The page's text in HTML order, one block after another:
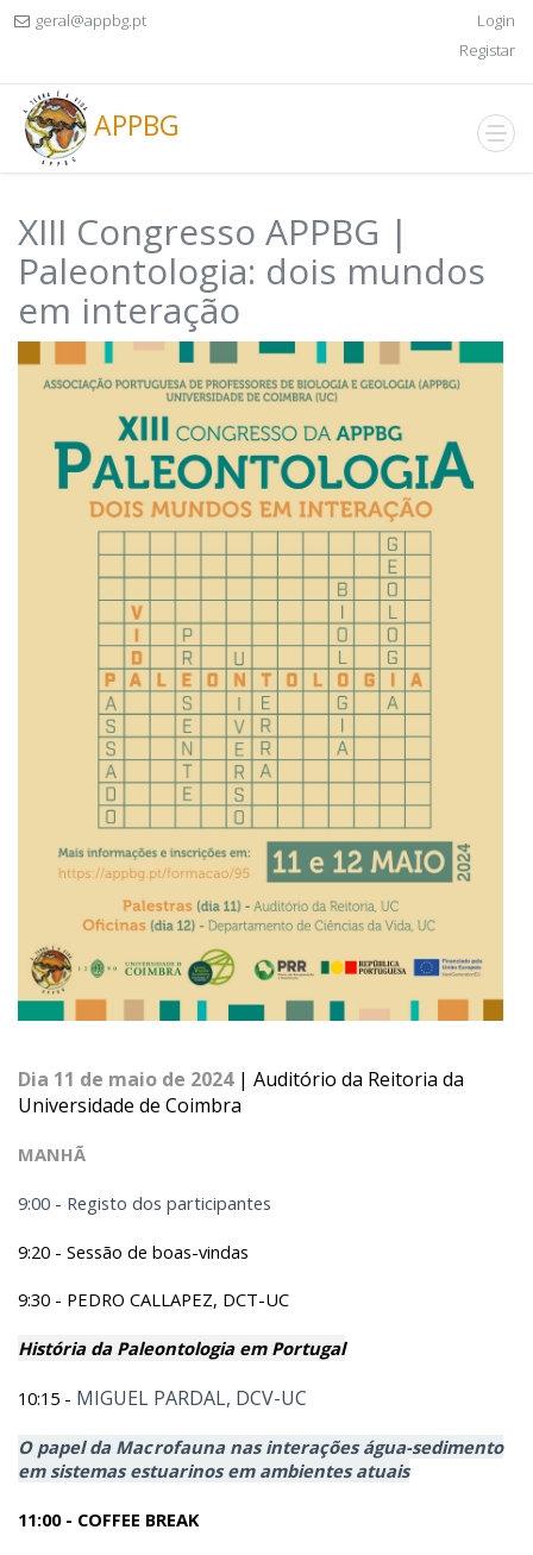
geral@appbg.pt
Login
Registar
APPBG
XIII Congresso APPBG |
Paleontologia: dois mundos
em interação
Dia 11 de maio de 2024 | Auditório da Reitoria da
Universidade de Coimbra
MANHÃ
9:00 - Registo dos participantes
9:20 - Sessão de boas-vindas
9:30 - PEDRO CALLAPEZ, DCT-UC
História da Paleontologia em Portugal
10:15 - MIGUEL PARDAL, DCV-UC
O papel da Macrofauna nas interações água-sedimento
em sistemas estuarinos em ambientes atuais
11:00 - COFFEE BREAK